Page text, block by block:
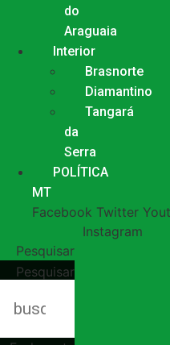
do
Araguaia
Interior
Brasnorte
Diamantino
Tangará
da
Serra
POLÍTICA
MT
Facebook Twitter
Instagram
Pesquisar
Pesquisar